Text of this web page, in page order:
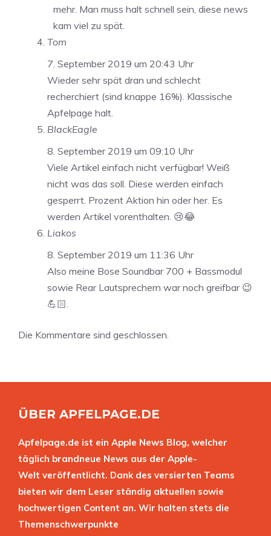
mehr. Man muss halt schnell sein, diese news
kam viel zu spät.
Tom
7. September 2019 um 20:43 Uhr
Wieder sehr spät dran und schlecht
recherchiert (sind knappe 16%). Klassische
Apfelpage halt.
BlackEagle
8. September 2019 um 09:10 Uhr
Viele Artikel einfach nicht verfügbar! Weiß
nicht was das soll. Diese werden einfach
gesperrt. Prozent Aktion hin oder her. Es
werden Artikel vorenthalten. 😢😂
Liakos
8. September 2019 um 11:36 Uhr
Also meine Bose Soundbar 700 + Bassmodul
sowie Rear Lautsprechern war noch greifbar 😉
💪🏻.
Die Kommentare sind geschlossen.
ÜBER APFELPAGE.DE
Apfelpage.de ist ein Apple News Blog, welcher
täglich brandneue News aus der Apple-
Welt veröffentlicht. Dank des versierten Teams
bieten wir dem Leser ständig aktuellen sowie
hochwertigen Content an. Wir halten stets die
Themenschwerpunkte